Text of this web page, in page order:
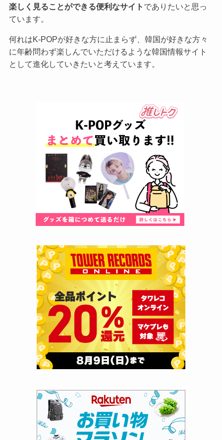
楽しく見ることができる便利なサイト でありたいと思っ
ています。
何れはK-POPが好きな方に止まらず、韓国が好きな方々
に年齢問わず楽しんでいただけるような韓国情報サイト
として進化していきたいと考えています。